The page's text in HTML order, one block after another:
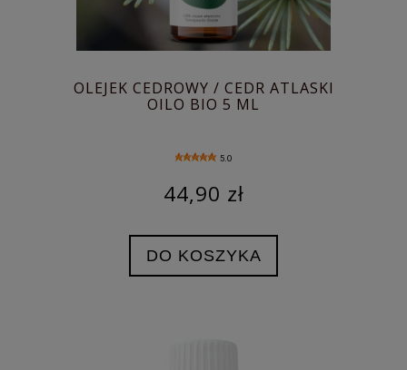
OLEJEK CEDROWY / CEDR ATLASKI
OILO BIO 5 ML
5.0
44,90 zł
DO KOSZYKA